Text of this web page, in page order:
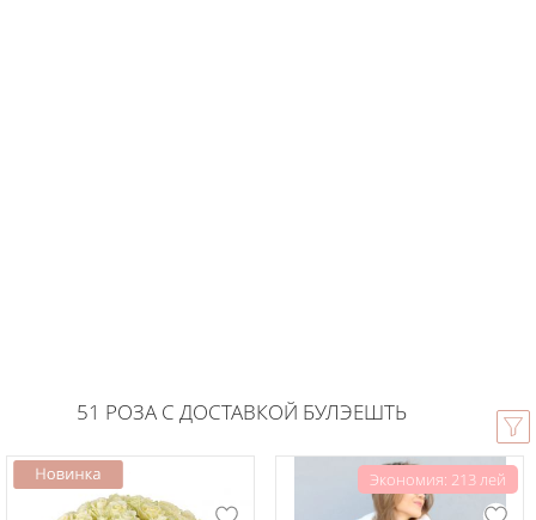
51 РОЗА С ДОСТАВКОЙ БУЛЭЕШТЬ
Экономия: 213 лей